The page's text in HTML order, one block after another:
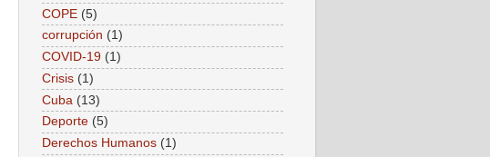
COPE (5)
corrupción (1)
COVID-19 (1)
Crisis (1)
Cuba (13)
Deporte (5)
Derechos Humanos (1)